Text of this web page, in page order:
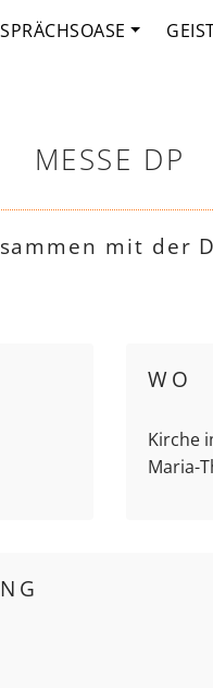
MESSE DP
mit der
WO
Kirche
Maria-